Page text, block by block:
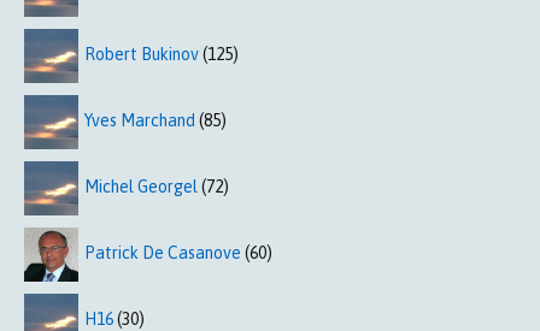
Robert Bukinov(125)
Yves Marchand (85)
Michel Georgel (72)
Patrick De Casanove (60)
H16(30)